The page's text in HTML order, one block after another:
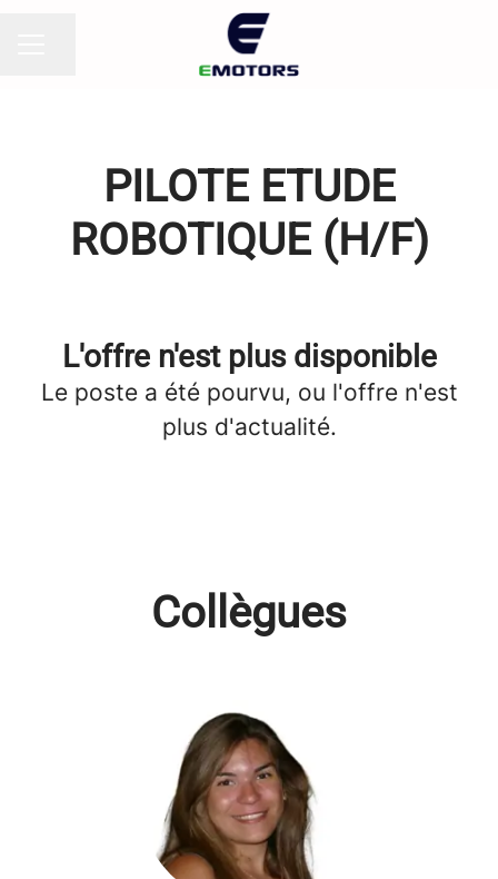
PILOTE ETUDE
ROBOTIQUE (H/F)
L'offre n'est plus disponible
Le poste a été pourvu, ou l'offre n'est
plus d'actualité.
Collègues